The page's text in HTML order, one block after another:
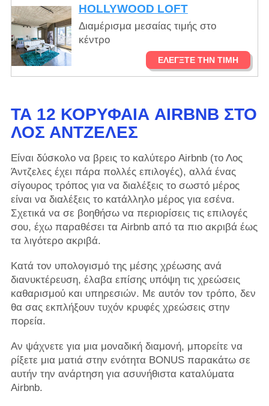
HOLLYWOOD LOFT
Διαμέρισμα μεσαίας τιμής στο
κέντρο
ΕΛΈΓΞΤΕ ΤΗΝ ΤΙΜΉ
ΤΑ 12 ΚΟΡΥΦΑΊΑ AIRBNB ΣΤΟ
ΛΟΣ ΆΝΤΖΕΛΕΣ
Είναι δύσκολο να βρεις το καλύτερο Airbnb (το Λος
Άντζελες έχει πάρα πολλές επιλογές), αλλά ένας
σίγουρος τρόπος για να διαλέξεις το σωστό μέρος
είναι να διαλέξεις το κατάλληλο μέρος για εσένα.
Σχετικά να σε βοηθήσω να περιορίσεις τις επιλογές
σου, έχω παραθέσει τα Airbnb από τα πιο ακριβά έως
τα λιγότερο ακριβά.
Κατά τον υπολογισμό της μέσης χρέωσης ανά
διανυκτέρευση, έλαβα επίσης υπόψη τις χρεώσεις
καθαρισμού και υπηρεσιών. Με αυτόν τον τρόπο, δεν
θα σας εκπλήξουν τυχόν κρυφές χρεώσεις στην
πορεία.
Αν ψάχνετε για μια μοναδική διαμονή, μπορείτε να
ρίξετε μια ματιά στην ενότητα BONUS παρακάτω σε
αυτήν την ανάρτηση για ασυνήθιστα καταλύματα
Airbnb.